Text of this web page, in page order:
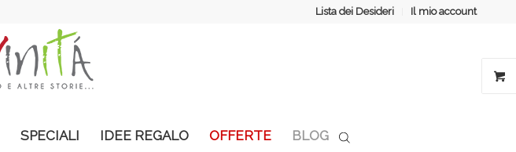
Lista dei Desideri Il mio account
SPECIALI IDEE REGALO OFFERTE BLOG